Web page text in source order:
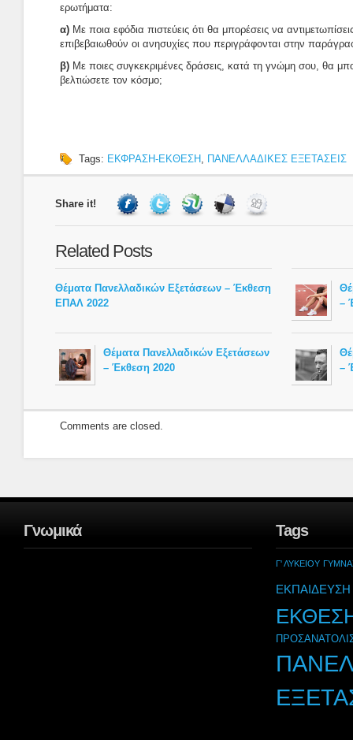
ερωτήματα:
α) Με ποια εφόδια πιστεύεις ότι θα μπορέσεις να
επιβεβαιωθούν οι ανησυχίες που περιγράφονται στην
β) Με ποιες συγκεκριμένες δράσεις, κατά τη γνώμη σου, θα
βελτιώσετε τον κόσμο;
Tags: ΕΚΦΡΑΣΗ-ΕΚΘΕΣΗ , ΠΑΝΕΛΛΑΔΙΚΕΣ ΕΞΕΤΑΣΕΙΣ
Share it!
Related Posts
Θέματα Πανελλαδικών Εξετάσεων – Έκθεση
ΕΠΑΛ 2022
–
Θέματα Πανελλαδικών Εξετάσεων
– Έκθεση 2020
–
Comments are closed.
Γνωμικά Tags
Γ' ΛΥΚΕΙΟΥ
ΕΚΠΑΙΔΕΥΣΗ